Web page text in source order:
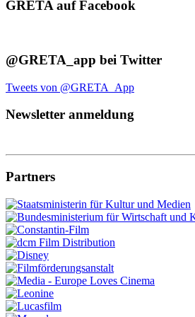
GRETA auf Facebook
@GRETA_app bei Twitter
Tweets von @GRETA_App
Newsletter anmeldung
Partners